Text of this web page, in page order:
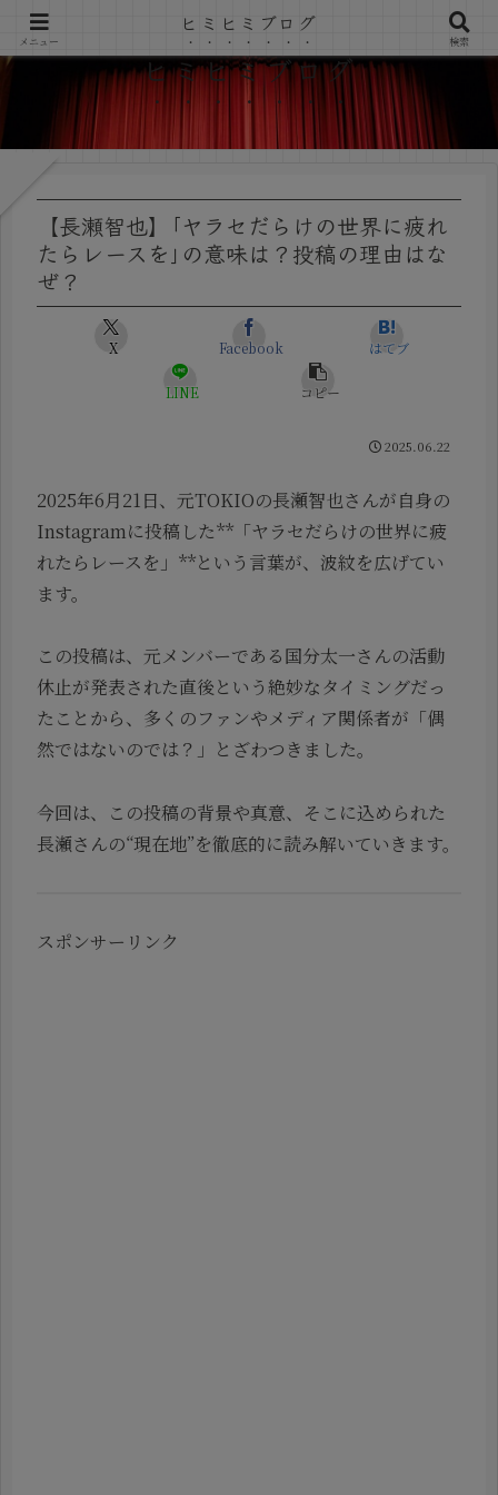
ヒミヒミブログ
【長瀬智也】｢ヤラセだらけの世界に疲れ
たらレースを｣の意味は？投稿の理由はな
ぜ？
X Facebook はてブ
LINE コピー
2025.06.22
2025年6月21日、元TOKIOの長瀬智也さんが自身の
Instagramに投稿した**「ヤラセだらけの世界に疲
れたらレースを」**という言葉が、波紋を広げてい
ます。
この投稿は、元メンバーである国分太一さんの活動
休止が発表された直後という絶妙なタイミングだっ
たことから、多くのファンやメディア関係者が「偶
然ではないのでは？」とざわつきました。
今回は、この投稿の背景や真意、そこに込められた
長瀬さんの“現在地”を徹底的に読み解いていきます。
スポンサーリンク
メニュー
ヒミヒミブログ
検索